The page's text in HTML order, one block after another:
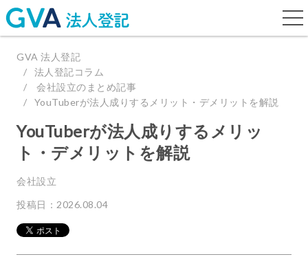
GVA 法人登記
法人登記コラム
会社設立のまとめ記事
YouTuberが法人成りするメリット・デメリットを解説
YouTuberが法人成りするメリッ
ト・デメリットを解説
会社設立
投稿日：2026.08.04